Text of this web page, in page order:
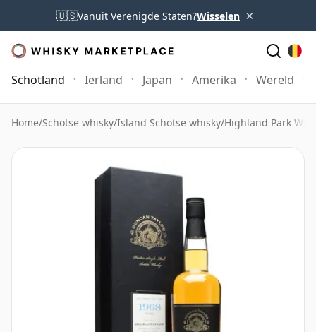
🇺🇸Vanuit Verenigde Staten?Wisselen ×
Schotland Ierland Japan Amerika Wereld
Home/Schotse whisky/Island Schotse whisky/Highland Park